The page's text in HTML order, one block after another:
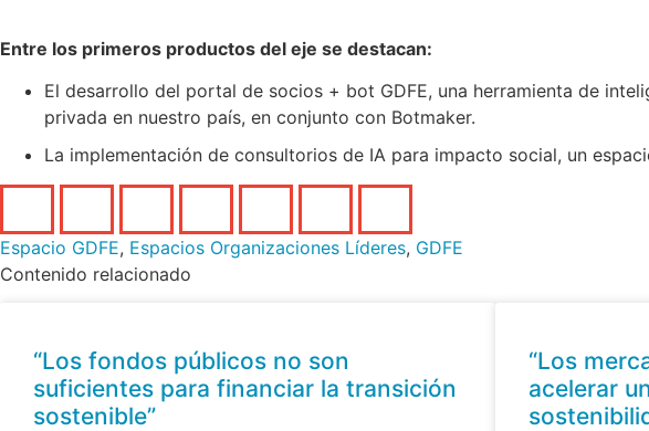
Entre los primeros productos del eje se destacan:
El desarrollo del portal de socios + bot GDFE, una herramienta de
privada en nuestro país, en conjunto con Botmaker.
La implementación de consultorios de IA para impacto social, un
Espacio GDFE, Espacios Organizaciones Líderes, GDFE
Contenido relacionado
“Los fondos públicos no son
suficientes para financiar la transición
sostenible”
“Los
acelerar